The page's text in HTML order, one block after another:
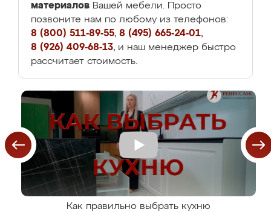
материалов Вашей мебели. Просто
позвоните нам по любому из телефонов:
8 (800) 511-89-55, 8 (495) 665-24-01,
8 (926) 409-68-13, и наш менеджер быстро
рассчитает стоимость.
Как правильно выбрать кухню